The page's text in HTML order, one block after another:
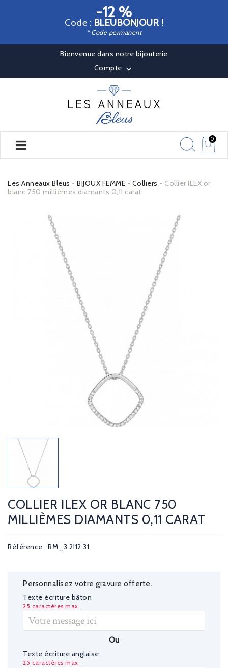
-12 %
Code : BLEUBONJOUR !
* Code permanent
Bienvenue dans notre bijouterie
Compte 
0
Les Anneaux Bleus BIJOUX FEMME Colliers
Collier ILEX or
blanc 750 millièmes diamants 0,11 carat
COLLIER ILEX OR BLANC 750
MILLIÈMES DIAMANTS 0,11 CARAT
Référence : RM_3.2112.31
Personnalisez votre gravure offerte.
Texte écriture bâton
25 caractères max.
Ou
Texte écriture anglaise
25 caractères max.